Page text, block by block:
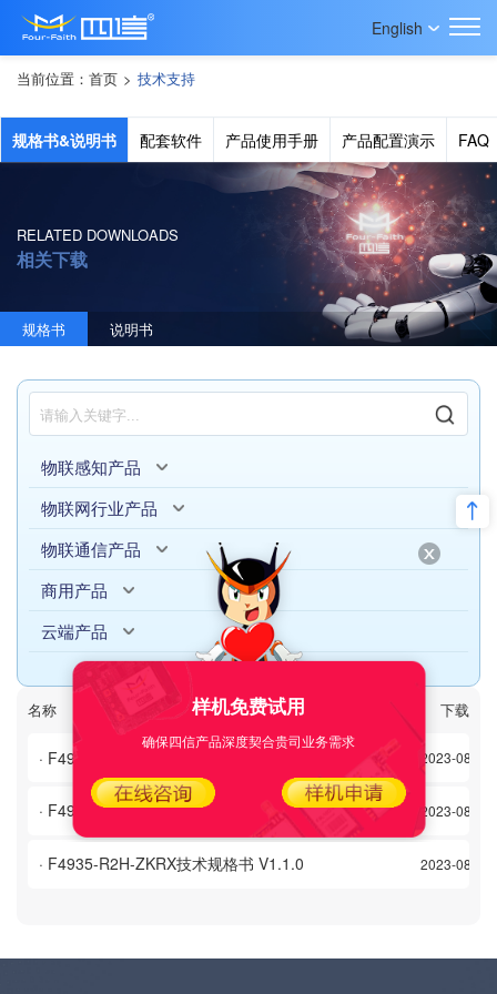
English
当前位置： 首页 > 技术支持
规格书&说明书 配套软件 产品使用手册 产品配置演示 FAQ
RELATED DOWNLOADS
相关下载
规格书 说明书
物联感知产品
物联网行业产品
物联通信产品
商用产品
云端产品
名称 日期 下载次数 下载
· F4935-R1Q-DC工业计算机技术规格书 V1.0.1 2023-08-03
· F4935-R2H-F1工业计算机技术规格书 V1.0.0 2023-08-03
· F4935-R2H-ZKRX技术规格书 V1.1.0 2023-08-03
样机免费试用
确保四信产品深度契合贵司业务需求